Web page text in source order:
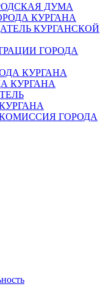
ДУМА
КУРГАНА
КУРГАНСКОЙ
ГОРОДА
КУРГАНА
КУРГАНА
ГОРОДА